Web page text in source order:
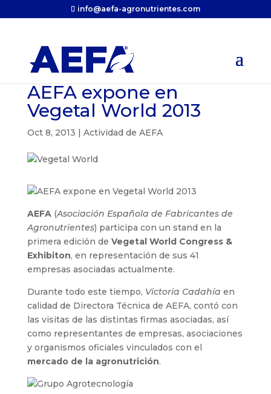
info@aefa-agronutrientes.com
AEFA expone en
Vegetal World 2013
Oct 8, 2013 | Actividad de AEFA
AEFA(Asociación Española de Fabricantes de
Agronutrientes) participa con un stand en la
primera edición de Vegetal World Congress &
Exhibiton, en representación de sus 41
empresas asociadas actualmente.
Durante todo este tiempo, Victoria Cadahía en
calidad de Directora Técnica de AEFA, contó con
las visitas de las distintas firmas asociadas, así
como representantes de empresas, asociaciones
y organismos oficiales vinculados con el
mercado de la agronutrición.